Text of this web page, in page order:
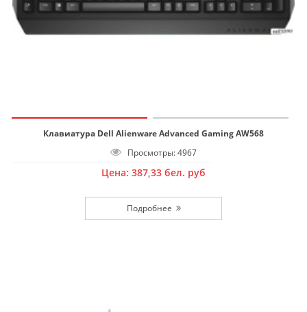
Клавиатура Dell Alienware Advanced Gaming AW568
Просмотры: 4967
Цена: 387,33 бел. руб